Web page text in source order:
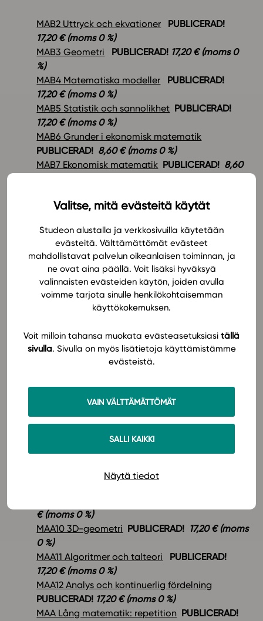
Valitse, mitä evästeitä käytät
Studeon alustalla ja verkkosivuilla käytetään
evästeitä. Välttämättömät evästeet
mahdollistavat palvelun oikeanlaisen toiminnan, ja
ne ovat aina päällä. Voit lisäksi hyväksyä
valinnaisten evästeiden käytön, joiden avulla
voimme tarjota sinulle henkilökohtaisemman
käyttökokemuksen.
Voit milloin tahansa muokata evästeasetuksiasi tällä
sivulla. Sivulla on myös lisätietoja käyttämistämme
evästeistä.
VAIN VÄLTTÄMÄTTÖMÄT
SALLI KAIKKI
Näytä tiedot
MAB2 Uttryck och ekvationer PUBLICERAD!
17,20€ (moms 0 %)
MAB3 Geometri
PUBLICERAD! 17,20€ (moms 0
%)
MAB4 Matematiska modeller
PUBLICERAD!
17,20€ (moms 0 %)
MAB5 Statistik och sannolikhet PUBLICERAD!
17,20€ (moms 0 %)
MAB6 Grunder i ekonomisk matematik
PUBLICERAD! 8,60 € (moms 0 %)
MAB7 Ekonomisk matematik PUBLICERAD! 8,60
(moms 0 %)
PUBLICERAD!17,20€ (moms 0 %)
MAB Kort matematik: repetition PUBLICERAD!
21,90 € (moms 0 %)
Matematik lång
25,80 € (moms 0 %)
MAA3 GeometriPUBLICERAD!17,20 € (moms 0
PUBLICERAD! 25,80€ (moms 0 %)
MAA5 Funktioner och ekvationer 2
17,20€ (moms 0 %)
MAA7 Integralkalkyl PUBLICERAD!
MAA8 Statistik och sannolikhet
€ (moms 0 %)
MAA10 3D-geometri
PUBLICERAD! 17,20€ (moms
0 %)
MAA11 Algoritmer och talteori
PUBLICERAD!
17,20€ (moms 0 %)
MAA12 Analys och kontinuerlig fördelning
PUBLICERAD! 17,20€ (moms 0 %)
MAA Lång matematik: repetition
PUBLICERAD!